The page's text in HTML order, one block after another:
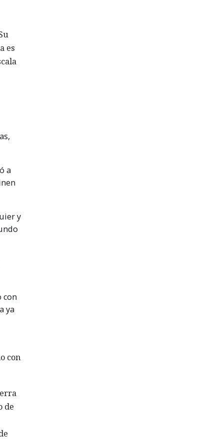
es
a
y
con
ya
con
de